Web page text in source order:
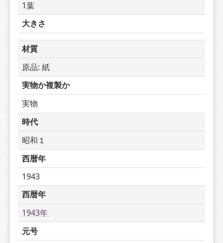
1葉
大きさ
材質
原品: 紙
実物か複製か
実物
時代
昭和１
西暦年
1943
西暦年
1943年
元号